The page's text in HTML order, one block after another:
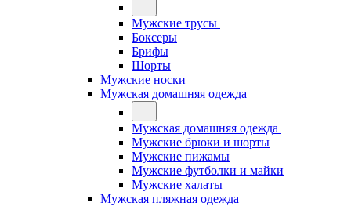
Мужские трусы
Боксеры
Брифы
Шорты
Мужские носки
Мужская домашняя одежда
Мужская домашняя одежда
Мужские брюки и шорты
Мужские пижамы
Мужские футболки и майки
Мужские халаты
Мужская пляжная одежда